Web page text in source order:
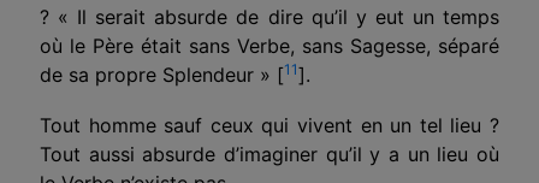
? « Il serait absurde de dire qu’il y eut un temps
où le Père était sans Verbe, sans Sagesse, séparé
de sa propre Splendeur » [11].
Tout homme sauf ceux qui vivent en un tel lieu ?
Tout aussi absurde d’imaginer qu’il y a un lieu où